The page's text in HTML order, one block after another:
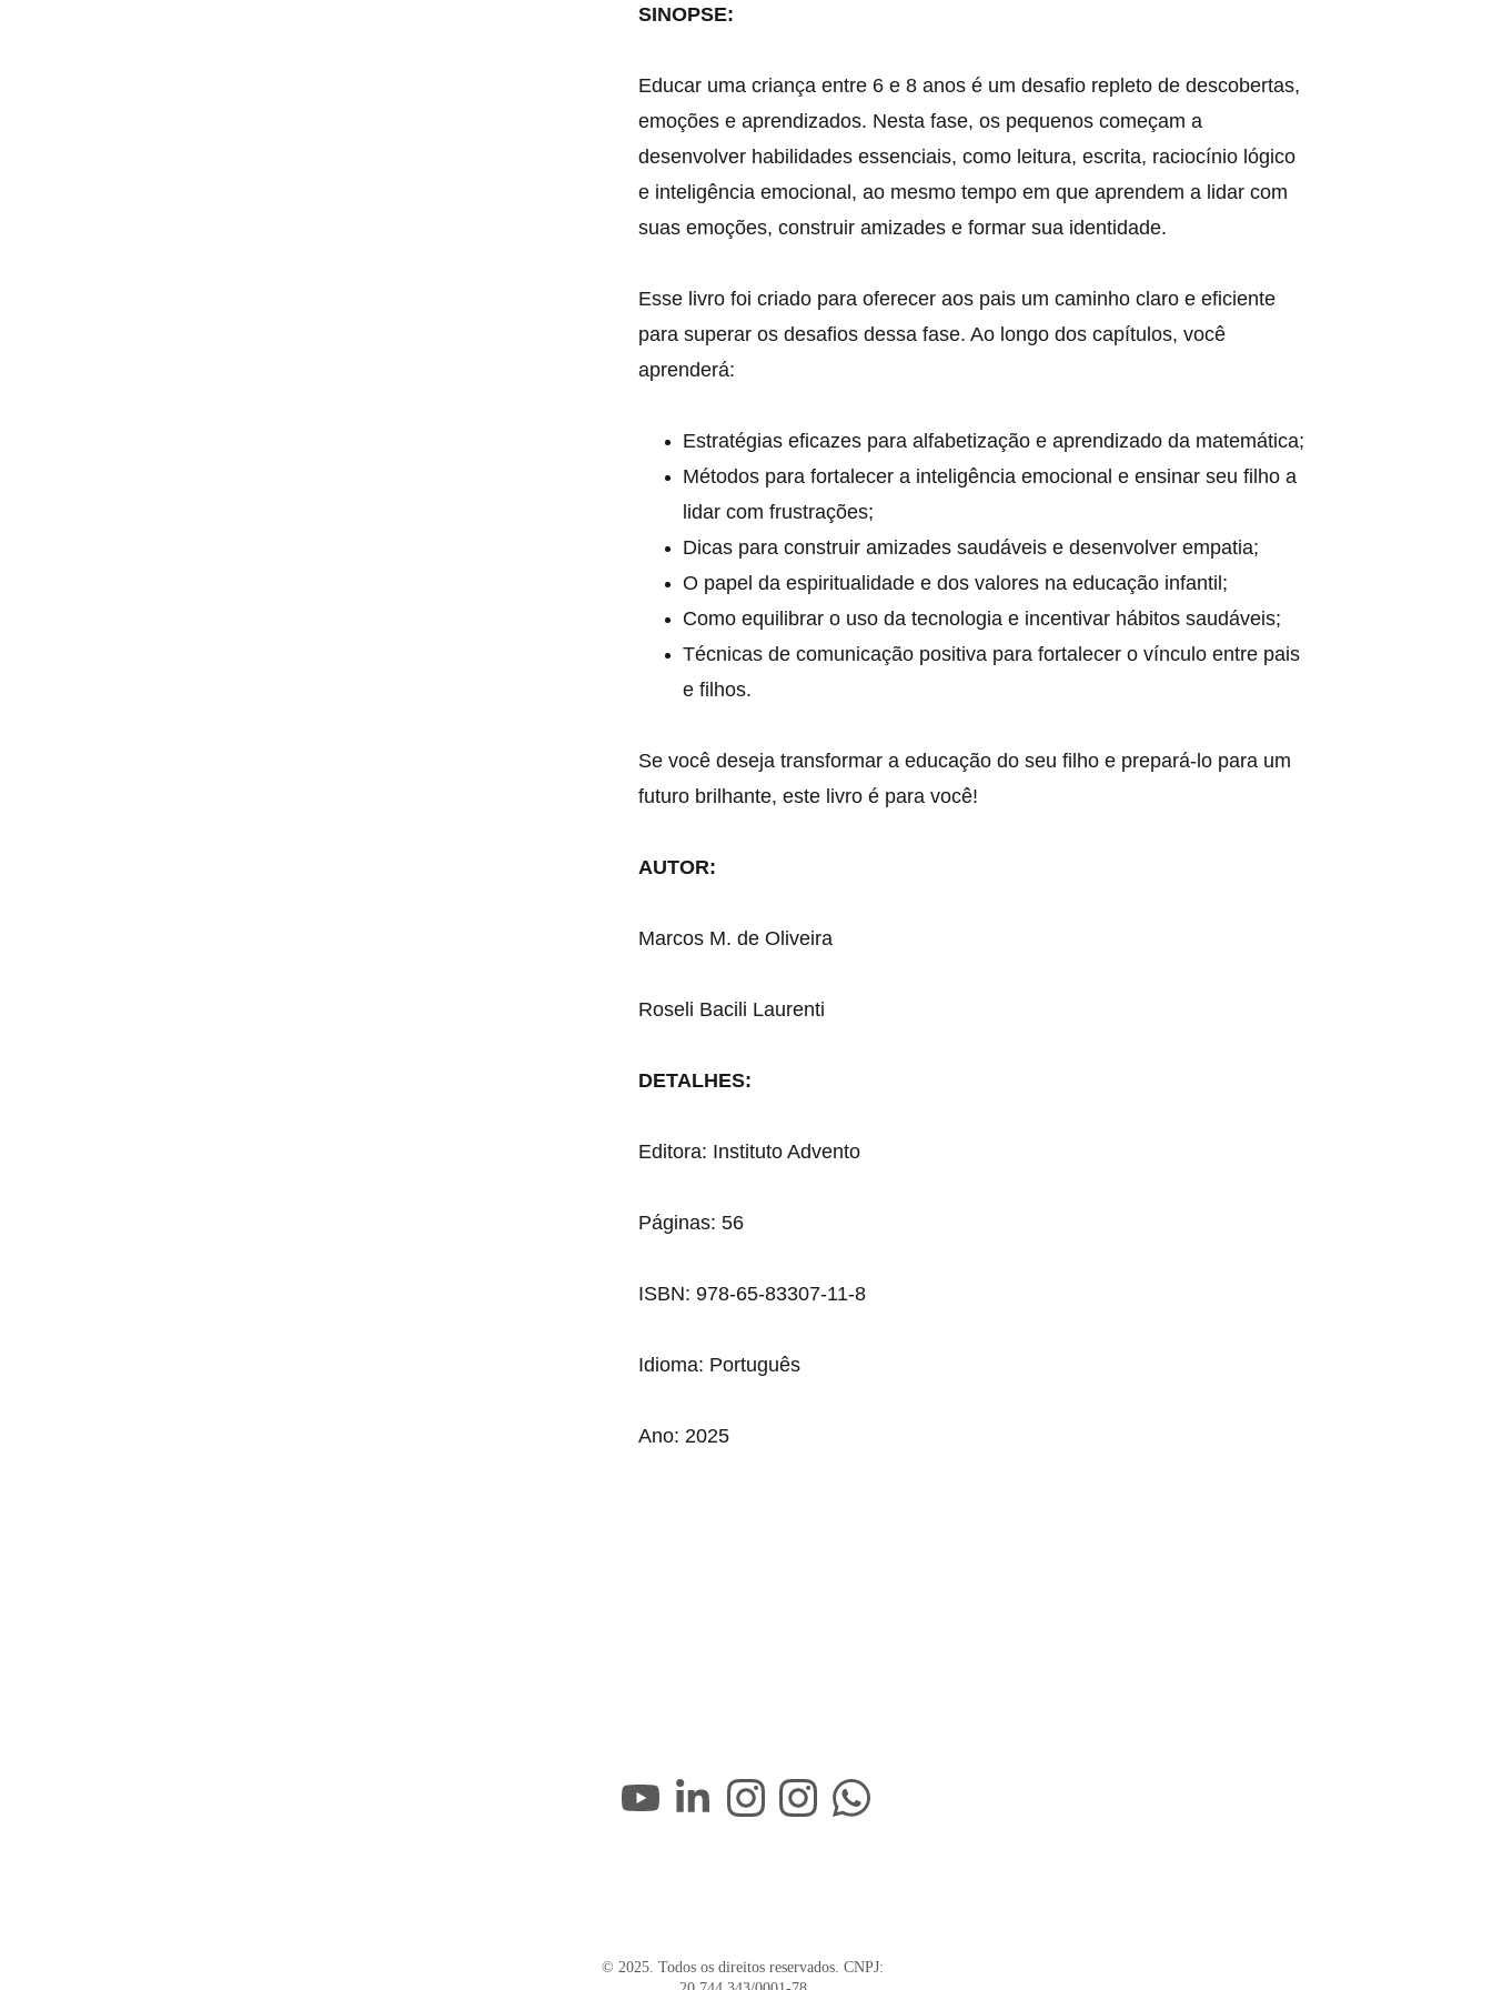
SINOPSE:
Educar uma criança entre 6 e 8 anos é um desafio repleto de descobertas,
emoções e aprendizados. Nesta fase, os pequenos começam a
desenvolver habilidades essenciais, como leitura, escrita, raciocínio lógico
e inteligência emocional, ao mesmo tempo em que aprendem a lidar com
suas emoções, construir amizades e formar sua identidade.
Esse livro foi criado para oferecer aos pais um caminho claro e eficiente
para superar os desafios dessa fase. Ao longo dos capítulos, você
aprenderá:
Estratégias eficazes para alfabetização e aprendizado da matemática;
Métodos para fortalecer a inteligência emocional e ensinar seu filho a
lidar com frustrações;
Dicas para construir amizades saudáveis e desenvolver empatia;
O papel da espiritualidade e dos valores na educação infantil;
Como equilibrar o uso da tecnologia e incentivar hábitos saudáveis;
Técnicas de comunicação positiva para fortalecer o vínculo entre pais
e filhos.
Se você deseja transformar a educação do seu filho e prepará-lo para um
futuro brilhante, este livro é para você!
AUTOR:
Marcos M. de Oliveira
Roseli Bacili Laurenti
DETALHES:
Editora: Instituto Advento
Páginas: 56
ISBN: 978-65-83307-11-8
Idioma: Português
Ano: 2025
© 2025. Todos os direitos reservados. CNPJ: